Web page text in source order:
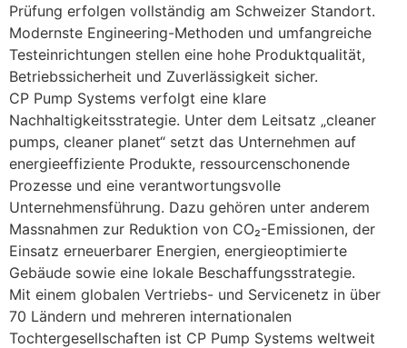
Prüfung erfolgen vollständig am Schweizer Standort.
Modernste Engineering-Methoden und umfangreiche
Testeinrichtungen stellen eine hohe Produktqualität,
Betriebssicherheit und Zuverlässigkeit sicher.
CP Pump Systems verfolgt eine klare
Nachhaltigkeitsstrategie. Unter dem Leitsatz „cleaner
pumps, cleaner planet“ setzt das Unternehmen auf
energieeffiziente Produkte, ressourcenschonende
Prozesse und eine verantwortungsvolle
Unternehmensführung. Dazu gehören unter anderem
Massnahmen zur Reduktion von CO₂-Emissionen, der
Einsatz erneuerbarer Energien, energieoptimierte
Gebäude sowie eine lokale Beschaffungsstrategie.
Mit einem globalen Vertriebs- und Servicenetz in über
70 Ländern und mehreren internationalen
Tochtergesellschaften ist CP Pump Systems weltweit